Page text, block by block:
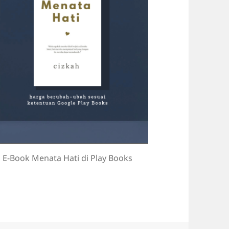
E-Book Menata Hati di Play Books